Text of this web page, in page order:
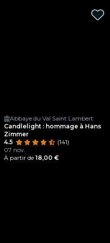
Abbaye du Val Saint Lambert
Candlelight : hommage à Hans
Zimmer
4.5
(141)
07 nov.
À partir de 18,00 €